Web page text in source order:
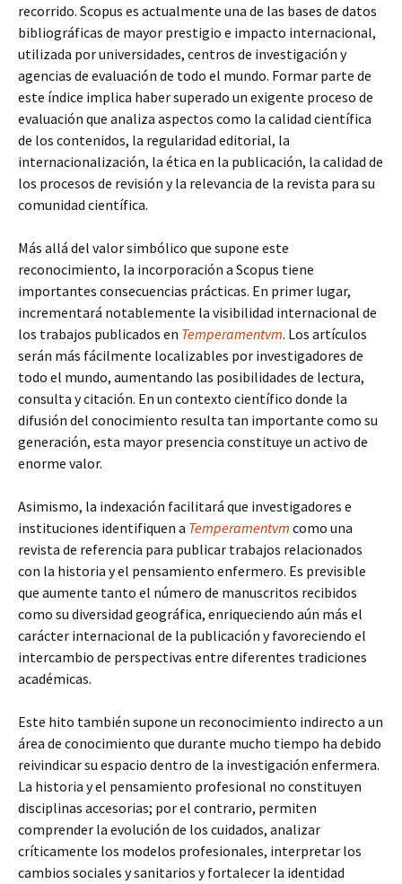
recorrido. Scopus es actualmente una de las bases de datos
bibliográficas de mayor prestigio e impacto internacional,
utilizada por universidades, centros de investigación y
agencias de evaluación de todo el mundo. Formar parte de
este índice implica haber superado un exigente proceso de
evaluación que analiza aspectos como la calidad científica
de los contenidos, la regularidad editorial, la
internacionalización, la ética en la publicación, la calidad de
los procesos de revisión y la relevancia de la revista para su
comunidad científica.
Más allá del valor simbólico que supone este
reconocimiento, la incorporación a Scopus tiene
importantes consecuencias prácticas. En primer lugar,
incrementará notablemente la visibilidad internacional de
los trabajos publicados en Temperamentvm. Los artículos
serán más fácilmente localizables por investigadores de
todo el mundo, aumentando las posibilidades de lectura,
consulta y citación. En un contexto científico donde la
difusión del conocimiento resulta tan importante como su
generación, esta mayor presencia constituye un activo de
enorme valor.
Asimismo, la indexación facilitará que investigadores e
instituciones identifiquen a Temperamentvm como una
revista de referencia para publicar trabajos relacionados
con la historia y el pensamiento enfermero. Es previsible
que aumente tanto el número de manuscritos recibidos
como su diversidad geográfica, enriqueciendo aún más el
carácter internacional de la publicación y favoreciendo el
intercambio de perspectivas entre diferentes tradiciones
académicas.
Este hito también supone un reconocimiento indirecto a un
área de conocimiento que durante mucho tiempo ha debido
reivindicar su espacio dentro de la investigación enfermera.
La historia y el pensamiento profesional no constituyen
disciplinas accesorias; por el contrario, permiten
comprender la evolución de los cuidados, analizar
críticamente los modelos profesionales, interpretar los
cambios sociales y sanitarios y fortalecer la identidad